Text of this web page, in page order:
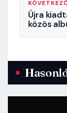
Újra
közös